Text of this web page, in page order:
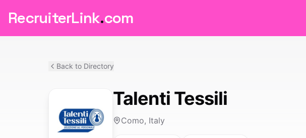
RecruiterLink.com
Back to Directory
Talenti Tessili
Como, Italy